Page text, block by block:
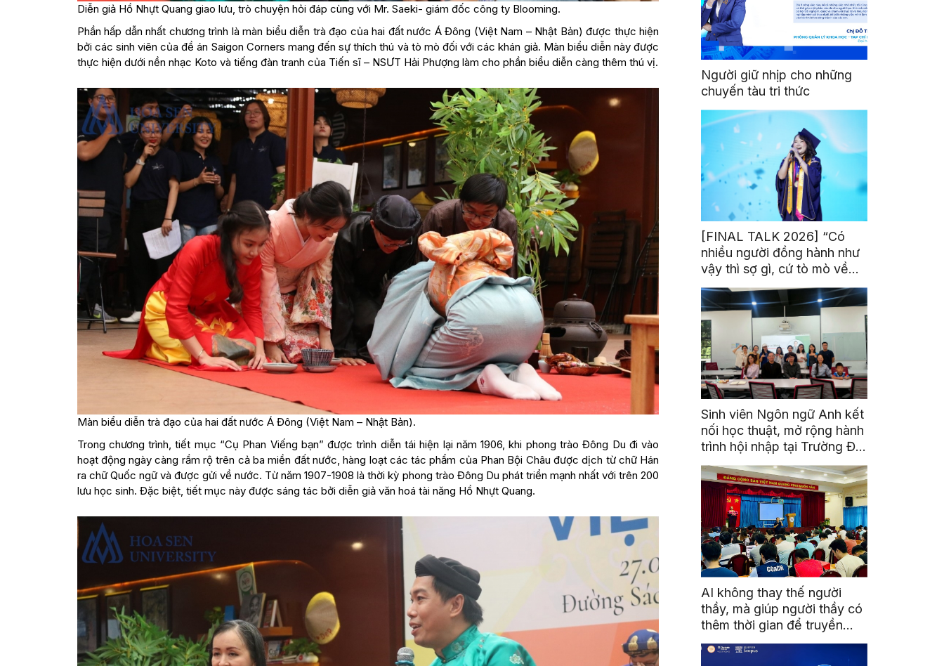
Diễn giả Hồ Nhựt Quang giao lưu, trò chuyện hỏi đáp cùng với Mr. Saeki- giám đốc công ty Blooming.
Phần hấp dẫn nhất chương trình là màn biểu diễn trà đạo của hai đất nước Á Đông (Việt Nam – Nhật Bản) được thực hiện
bởi các sinh viên của đề án Saigon Corners mang đến sự thích thú và tò mò đối với các khán giả. Màn biểu diễn này được
thực hiện dưới nền nhạc Koto và tiếng đàn tranh của Tiến sĩ – NSƯT Hải Phượng làm cho phần biểu diễn càng thêm thú vị.
Màn biểu diễn trà đạo của hai đất nước Á Đông (Việt Nam – Nhật Bản).
Trong chương trình, tiết mục “Cụ Phan Viếng bạn” được trình diễn tái hiện lại năm 1906, khi phong trào Đông Du đi vào
hoạt động ngày càng rầm rộ trên cả ba miền đất nước, hàng loạt các tác phẩm của Phan Bội Châu được dịch từ chữ Hán
ra chữ Quốc ngữ và được gửi về nước. Từ năm 1907-1908 là thời kỳ phong trào Đông Du phát triển mạnh nhất với trên 200
lưu học sinh. Đặc biệt, tiết mục này được sáng tác bởi diễn giả văn hoá tài năng Hồ Nhựt Quang.
Người giữ nhịp cho những
chuyến tàu tri thức
[FINAL TALK 2026] “Có
nhiều người đồng hành như
vậy thì sợ gì, cứ tò mò về
thế giới thôi”
Sinh viên Ngôn ngữ Anh kết
nối học thuật, mở rộng hành
trình hội nhập tại Trường Đại
học Quốc gia Malaysia
AI không thay thế người
thầy, mà giúp người thầy có
thêm thời gian để truyền
cảm hứng